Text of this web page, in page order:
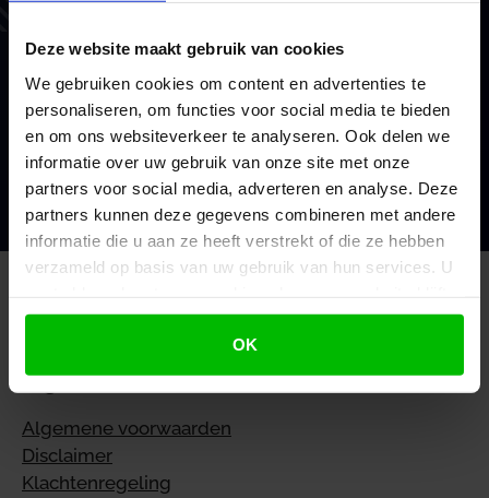
Deze website maakt gebruik van cookies
We gebruiken cookies om content en advertenties te
personaliseren, om functies voor social media te bieden
en om ons websiteverkeer te analyseren. Ook delen we
informatie over uw gebruik van onze site met onze
partners voor social media, adverteren en analyse. Deze
partners kunnen deze gegevens combineren met andere
informatie die u aan ze heeft verstrekt of die ze hebben
verzameld op basis van uw gebruik van hun services. U
gebruiken.
OK
doen we waar we goed in zijn. Voor het MKB en
consultants. Met vaste prijzen, scherp advies en
brede ondersteuning.
Mijn voordeel berekenen
Algemeen
Algemene voorwaarden
Disclaimer
Klachtenregeling